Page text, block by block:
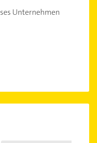
Unternehmen